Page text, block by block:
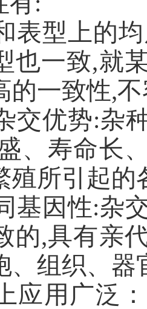
表型上的
也一致,就
的一致性,
交优势:杂
、寿命长
殖所引起
基因性:杂
的,具有亲
、组织、器
应用广泛 ：